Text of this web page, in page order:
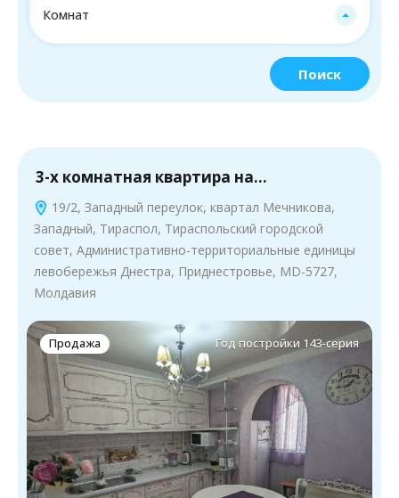
Комнат
Поиск
3-х комнатная квартира на…
19/2, Западный переулок, квартал Мечникова,
Западный, Тираспол, Тираспольский городской
совет, Административно-территориальные единицы
левобережья Днестра, Приднестровье, MD-5727,
Молдавия
Продажа Год постройки 143-серия